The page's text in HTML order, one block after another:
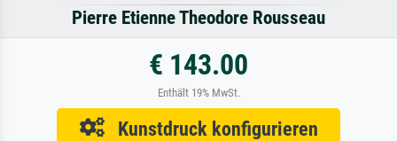
Pierre Etienne Theodore Rousseau
€ 143.00
Enthält 19% MwSt.
Kunstdruck konfigurieren